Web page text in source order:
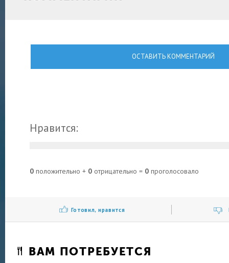
ОСТАВИТЬ КОММЕНТАРИЙ
Нравится:
0 положительно + 0 отрицательно = 0 проголосовало
Готовил, нравится
ВАМ ПОТРЕБУЕТСЯ